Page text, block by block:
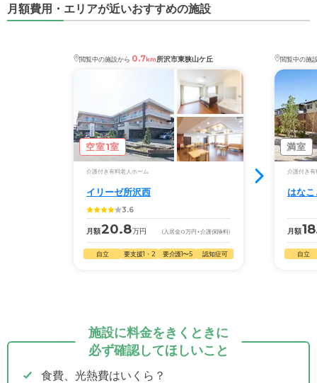
月額費用・エリアが近いおすすめの施設
閲覧中の施設から 0.7km所沢市東狭山ケ丘
空室1室
介護付き有料老人ホーム
イリーゼ所沢西
3.6
月額20.8万円 (入居金0万円 +介護保険料)
自立 要支援1・2 要介護1〜5 認知症可
閲覧中の施
満室
介護付き有
はな
月額
自立
施設に料金をきくときに
必ず確認してほしいこと
食費、光熱費はいくら？